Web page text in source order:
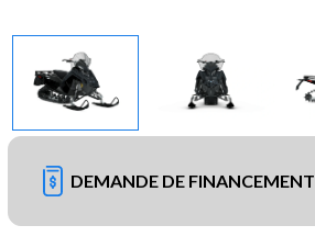
DEMANDE DE FINANCEMENT